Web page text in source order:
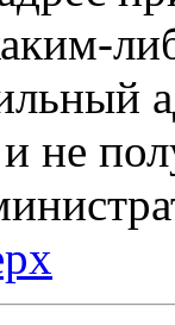
не